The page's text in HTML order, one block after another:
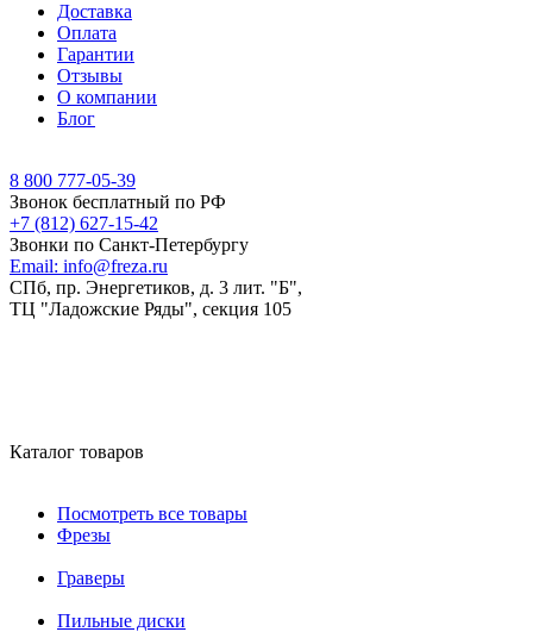
Доставка
Оплата
Гарантии
Отзывы
О компании
Блог
8 800 777-05-39
Звонок бесплатный по РФ
+7 (812) 627-15-42
Звонки по Санкт-Петербургу
Email: info@freza.ru
СПб, пр. Энергетиков, д. 3 лит. "Б",
ТЦ "Ладожские Ряды", секция 105
Каталог товаров
Посмотреть все товары
Фрезы
Граверы
Пильные диски